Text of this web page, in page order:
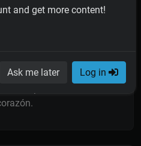
and get more content!
Ask me later Log in
de un adiós